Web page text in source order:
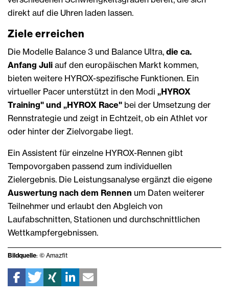
direkt auf die Uhren laden lassen.
Ziele erreichen
Die Modelle Balance 3 und Balance Ultra, die ca.
Anfang Juli auf den europäischen Markt kommen,
bieten weitere HYROX-spezifische Funktionen. Ein
virtueller Pacer unterstützt in den Modi „HYROX
Training" und „HYROX Race" bei der Umsetzung der
Rennstrategie und zeigt in Echtzeit, ob ein Athlet vor
oder hinter der Zielvorgabe liegt.
Ein Assistent für einzelne HYROX-Rennen gibt
Tempovorgaben passend zum individuellen
Zielergebnis. Die Leistungsanalyse ergänzt die eigene
Auswertung nach dem Rennen um Daten weiterer
Teilnehmer und erlaubt den Abgleich von
Laufabschnitten, Stationen und durchschnittlichen
Wettkampfergebnissen.
Bildquelle: © Amazfit